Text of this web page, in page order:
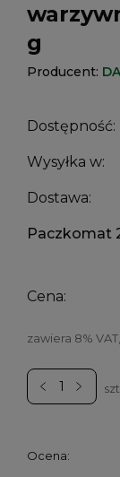
g
Producent:
Dostępność:
Wysyłka w:
Dostawa:
Paczkomat
Cena:
zawiera 8%
szt.
Ocena: